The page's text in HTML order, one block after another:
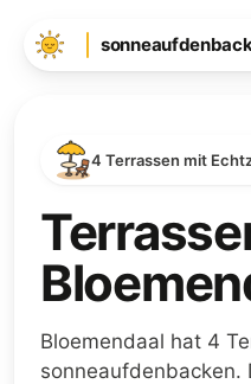
4 Terrassen mit
Bloemendaal hat 4
sonneaufdenbacken.